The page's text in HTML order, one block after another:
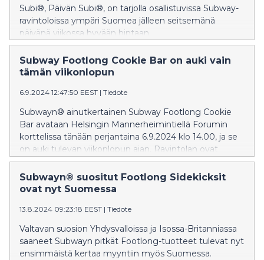
Subi®, Päivän Subi®, on tarjolla osallistuvissa Subway-
ravintoloissa ympäri Suomea jälleen seitsemänä
päivänä viikossa hyvään hintaan.
Subway Footlong Cookie Bar on auki vain
tämän viikonlopun
6.9.2024 12:47:50 EEST | Tiedote
Subwayn® ainutkertainen Subway Footlong Cookie
Bar avataan Helsingin Mannerheimintiellä Forumin
korttelissa tänään perjantaina 6.9.2024 klo 14.00, ja se
on auki tulevan viikonlopun ajan. Ravintolan ovat
suunnitelleet yhdessä Subwayn kanssa sosiaalisen
median vaikuttajat Netta Oikkonen ja Mikael
Sundberg. Subway Footlong Cookie Barissa kaikki
Cookieita ja nauttia muista makeista elämyksistä koko
viikonlopun ajan.
Subwayn® suositut Footlong Sidekicksit
ovat nyt Suomessa
13.8.2024 09:23:18 EEST | Tiedote
Valtavan suosion Yhdysvalloissa ja Isossa-Britanniassa
saaneet Subwayn pitkät Footlong-tuotteet tulevat nyt
ensimmäistä kertaa myyntiin myös Suomessa.